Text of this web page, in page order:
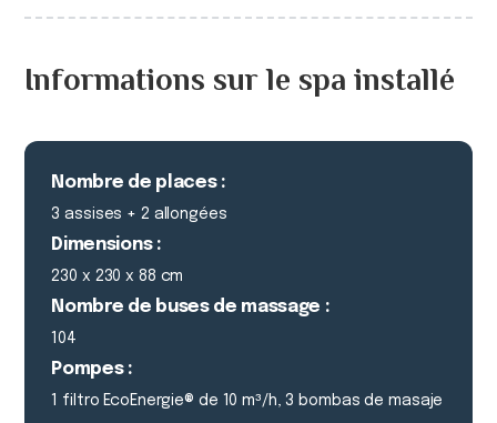
Informations sur le spa installé
Nombre de places :
3 assises + 2 allongées
Dimensions :
230 x 230 x 88 cm
Nombre de buses de massage :
104
Pompes :
1 filtro EcoEnergie® de 10 m³/h, 3 bombas de masaje